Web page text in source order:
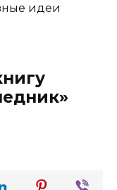
идеи